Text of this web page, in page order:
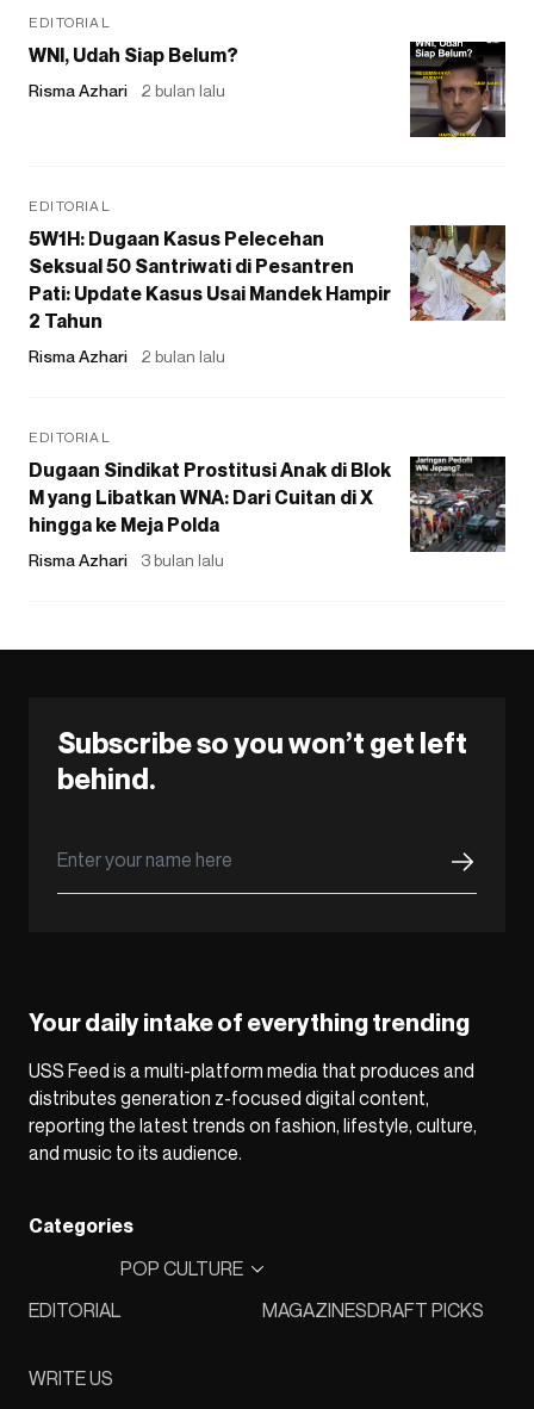
EDITORIAL
WNI, Udah Siap Belum?
Risma Azhari 2 bulan lalu
EDITORIAL
5W1H: Dugaan Kasus Pelecehan
Seksual 50 Santriwati di Pesantren
Pati: Update Kasus Usai Mandek Hampir
2 Tahun
Risma Azhari 2 bulan lalu
EDITORIAL
Dugaan Sindikat Prostitusi Anak di Blok
M yang Libatkan WNA: Dari Cuitan di X
hingga ke Meja Polda
Risma Azhari 3 bulan lalu
Subscribe so you won’t get left
behind.
Your daily intake of everything trending
USS Feed is a multi-platform media that produces and
distributes generation z-focused digital content,
reporting the latest trends on fashion, lifestyle, culture,
and music to its audience.
Categories
EDITORIAL
POP CULTURE
MAGAZINESDRAFT PICKS
WRITE US